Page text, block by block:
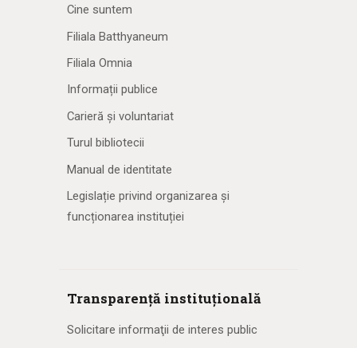
Cine suntem
Filiala Batthyaneum
Filiala Omnia
Informații publice
Carieră și voluntariat
Turul bibliotecii
Manual de identitate
Legislație privind organizarea și
funcționarea instituției
Transparență instituțională
Solicitare informaţii de interes public